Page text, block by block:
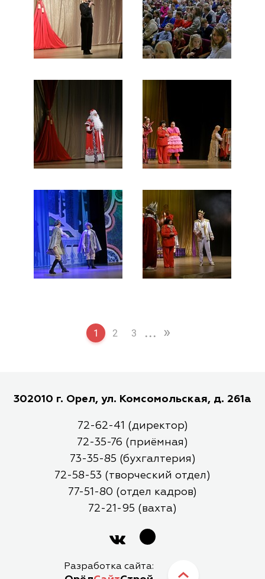
1 2 3 ... »
302010 г. Орел, ул. Комсомольская, д. 261а
72-62-41 (директор)
72-35-76 (приёмная)
73-35-85 (бухгалтерия)
72-58-53 (творческий отдел)
77-51-80 (отдел кадров)
72-21-95 (вахта)
Разработка сайта: